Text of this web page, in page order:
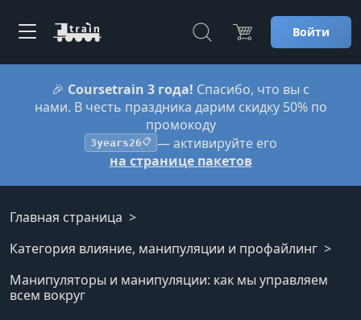
Войти
🎉 Coursetrain 3 года! Спасибо, что вы с
нами. В честь праздника дарим скидку 50% по
промокоду
3years26📋 — активируйте его
на странице пакетов
Главная страница
Категория влияние, манипуляции и профайлинг
Манипуляторы и манипуляции: как мы управляем
всем вокруг